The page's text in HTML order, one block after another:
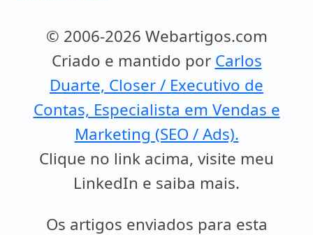
© 2006-2026 Webartigos.com
Criado e mantido por Carlos
Duarte, Closer / Executivo de
Contas, Especialista em Vendas e
Marketing (SEO / Ads).
Clique no link acima, visite meu
LinkedIn e saiba mais.
Os artigos enviados para esta